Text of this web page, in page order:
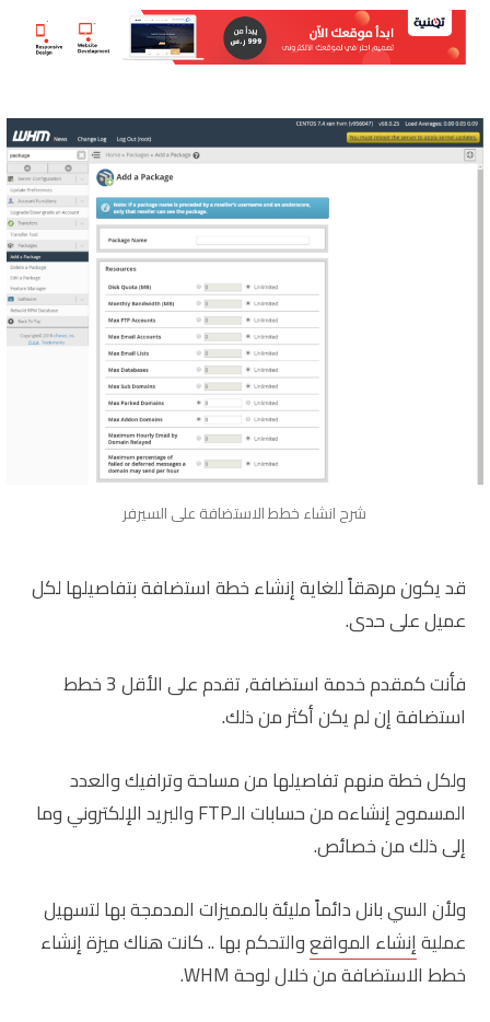
شرح انشاء خطط الاستضافة على السيرفر
قد يكون مرهقاً للغاية إنشاء خطة استضافة بتفاصيلها لكل
عميل على حدى.
فأنت كمقدم خدمة استضافة, تقدم على الأقل 3 خطط
استضافة إن لم يكن أكثر من ذلك.
ولكل خطة منهم تفاصيلها من مساحة وترافيك والعدد
المسموح إنشاءه من حسابات الـFTP والبريد الإلكتروني وما
إلى ذلك من خصائص.
ولأن السي بانل دائماً مليئة بالمميزات المدمجة بها لتسهيل
عمليةإنشاء المواقعوالتحكم بها .. كانت هناك ميزة إنشاء
خطط الاستضافة من خلال لوحة WHM.